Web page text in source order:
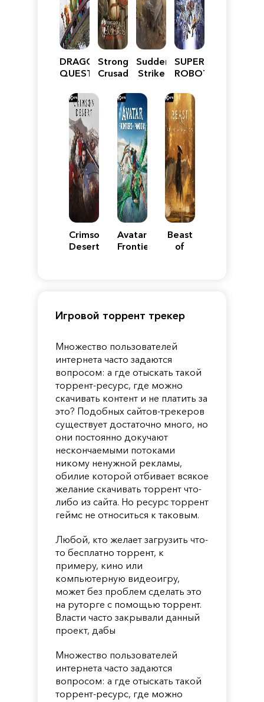
DRAGON
QUEST
Reimagined
Stronghold
Crusader:
Edition
Sudden
Strike
SUPER
ROBOT
Y
Crimson
Desert
Avatar:
Frontiers
Beast
of
Игровой торрент трекер
Множество пользователей
интернета часто задаются
вопросом: а где отыскать такой
торрент-ресурс, где можно
скачивать контент и не платить за
это? Подобных сайтов-трекеров
существует достаточно много, но
они постоянно докучают
нескончаемыми потоками
никому ненужной рекламы,
обилие которой отбивает всякое
желание скачивать торрент что-
либо из сайта. Но ресурс торрент
геймс не относиться к таковым.
Любой, кто желает загрузить что-
то бесплатно торрент, к
примеру, кино или
компьютерную видеоигру,
может без проблем сделать это
на руторге с помощью торрент.
Власти часто закрывали данный
проект, дабы
Множество пользователей
интернета часто задаются
вопросом: а где отыскать такой
торрент-ресурс, где можно